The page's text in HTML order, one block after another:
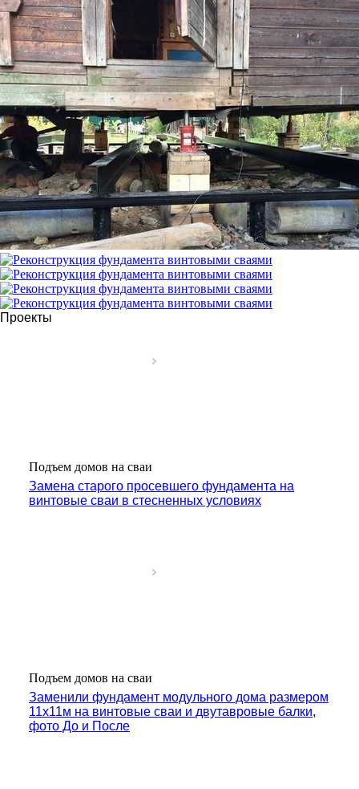
Проекты
Подъем домов на сваи
Замена старого просевшего фундамента на
винтовые сваи в стесненных условиях
Подъем домов на сваи
Заменили фундамент модульного дома размером
11х11м на винтовые сваи и двутавровые балки,
фото До и После